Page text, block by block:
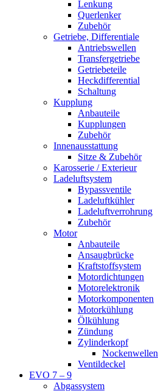
Lenkung
Querlenker
Zubehör
Getriebe, Differentiale
Antriebswellen
Transfergetriebe
Getriebeteile
Heckdifferential
Schaltung
Kupplung
Anbauteile
Kupplungen
Zubehör
Innenausstattung
Sitze & Zubehör
Karosserie / Exterieur
Ladeluftsystem
Bypassventile
Ladeluftkühler
Ladeluftverrohrung
Zubehör
Motor
Anbauteile
Ansaugbrücke
Kraftstoffsystem
Motordichtungen
Motorelektronik
Motorkomponenten
Motorkühlung
Ölkühlung
Zündung
Zylinderkopf
Nockenwellen
Ventildeckel
EVO 7 – 9
Abgassystem